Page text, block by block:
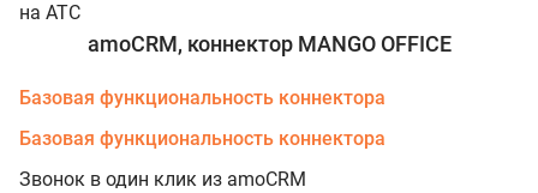
на АТС
amoCRM, коннектор MANGO OFFICE
Базовая функциональность коннектора
Базовая функциональность коннектора
Звонок в один клик из amoCRM